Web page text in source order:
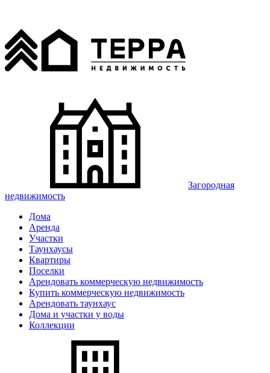
Загородная
недвижимость
Дома
Аренда
Участки
Таунхаусы
Квартиры
Поселки
Арендовать коммерческую недвижимость
Купить коммерческую недвижимость
Арендовать таунхаус
Дома и участки у воды
Коллекции